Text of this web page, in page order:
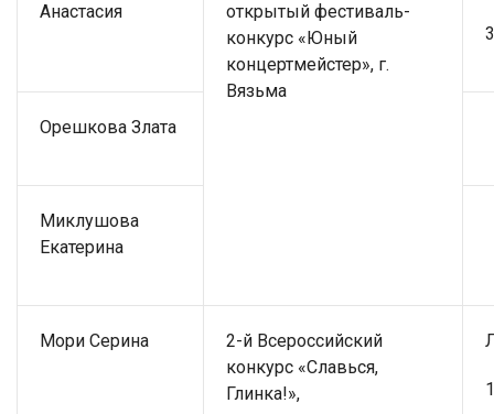
Анастасия
открытый фестиваль-
конкурс «Юный
концертмейстер», г.
Вязьма
Орешкова Злата
Миклушова
Екатерина
Мори Серина
2-й Всероссийский
конкурс «Славься,
Глинка!»,